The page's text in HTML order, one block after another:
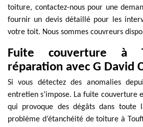
toiture, contactez-nous pour une
fournir un devis détaillé pour les
votre toit. Nous sommes couvreurs
Fuite couverture à
réparation avec G David
Si vous détectez des anomalies
entretien s’impose. La fuite couverture
qui provoque des dégâts dans toute
problème d’étanchéité de toiture à